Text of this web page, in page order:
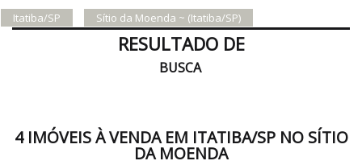
Itatiba/SP Sítio da Moenda ~ (Itatiba/SP)
RESULTADO DE
BUSCA
4 IMÓVEIS À VENDA EM ITATIBA/SP NO SÍTIO
DA MOENDA